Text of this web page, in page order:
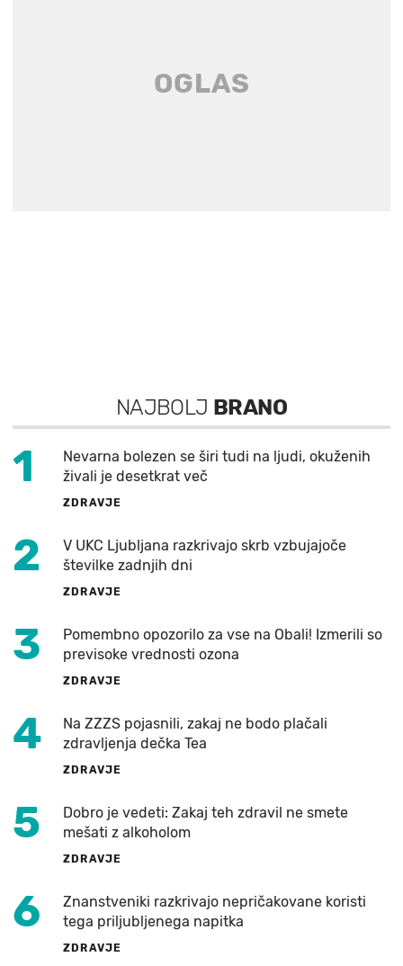
NAJBOLJ BRANO
1
Nevarna bolezen se širi tudi na ljudi, okuženih
živali je desetkrat več
ZDRAVJE
2
V UKC Ljubljana razkrivajo skrb vzbujajoče
številke zadnjih dni
ZDRAVJE
3
Pomembno opozorilo za vse na Obali! Izmerili so
previsoke vrednosti ozona
ZDRAVJE
4
Na ZZZS pojasnili, zakaj ne bodo plačali
zdravljenja dečka Tea
ZDRAVJE
5
Dobro je vedeti: Zakaj teh zdravil ne smete
mešati z alkoholom
ZDRAVJE
6
Znanstveniki razkrivajo nepričakovane koristi
tega priljubljenega napitka
ZDRAVJE